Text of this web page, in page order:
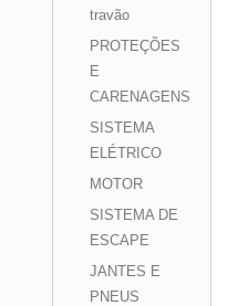
travão
PROTEÇÕES
E
CARENAGENS
SISTEMA
ELÉTRICO
MOTOR
SISTEMA DE
ESCAPE
JANTES E
PNEUS